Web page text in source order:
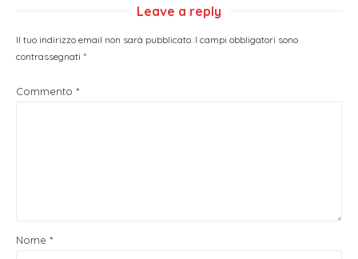
Leave a reply
Il tuo indirizzo email non sarà pubblicato. I campi obbligatori sono
contrassegnati *
Commento *
Nome *